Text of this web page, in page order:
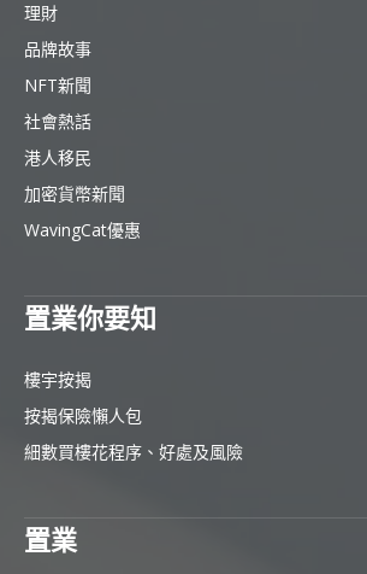
理財
品牌故事
NFT新聞
社會熱話
港人移民
加密貨幣新聞
WavingCat優惠
置業你要知
樓宇按揭
按揭保險懶人包
細數買樓花程序、好處及風險
置業